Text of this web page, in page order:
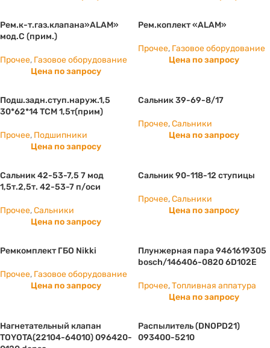
Рем.к-т.газ.клапана»ALAM»
мод.С (прим.)
Прочее, Газовое оборудование
Цена по запросу
Рем.коплект «ALAM»
Прочее, Газовое оборудование
Цена по запросу
Подш.задн.ступ.наруж.1,5
30*62*14 ТСМ 1,5т(прим)
Прочее, Подшипники
Цена по запросу
Сальник 39-69-8/17
Прочее,Сальники
Цена по запросу
Сальник 42-53-7,5 7 мод
1,5т.2,5т. 42-53-7 п/оси
Прочее,Сальники
Цена по запросу
Сальник 90-118-12 ступицы
Прочее,Сальники
Цена по запросу
Ремкомплект ГБО Nikki
Прочее, Газовое оборудование
Цена по запросу
Плунжерная пара 9461619305
bosch/146406-0820 6D102E
Прочее,Топливная аппатура
Цена по запросу
Нагнетательный клапан
TOYOTA(22104-64010) 096420-
Распылитель (DNOPD21)
093400-5210